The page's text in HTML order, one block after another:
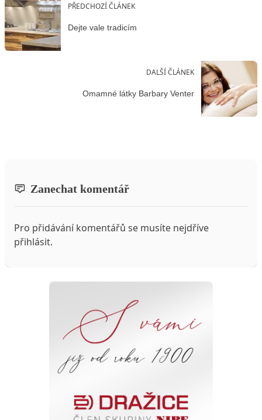
PŘEDCHOZÍ ČLÁNEK
Dejte vale tradicím
DALŠÍ ČLÁNEK
Omamné látky Barbary Venter
Zanechat komentář
Pro přidávání komentářů se musíte nejdříve
přihlásit.